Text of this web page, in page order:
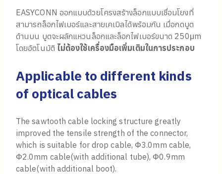
EASYCONN ออกแบบด้วยโครงสร้างล็อกแบบเชื่อมโยงที่
สามารถล็อกไฟเบอร์และสายเคเบิลได้พร้อมกัน เมื่อกดบูต
ด้านบน บูตจะผลักแหวนล็อกและล็อกไฟเบอร์ขนาด 250μm
โดยอัตโนมัติ ไม่ต้องใช้เครื่องมือเพิ่มเติมในการประกอบ
Applicable to different kinds
of optical cables
The sawtooth cable locking structure greatly
improved the tensile strength of the connector,
which is suitable for drop cable, Φ3.0mm cable,
Φ2.0mm cable(with additional tube), Φ0.9mm
cable(with additional boot).